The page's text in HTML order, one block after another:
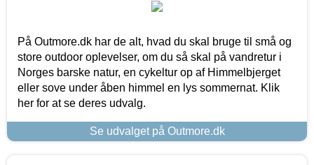
På Outmore.dk har de alt, hvad du skal bruge til små og
store outdoor oplevelser, om du så skal på vandretur i
Norges barske natur, en cykeltur op af Himmelbjerget
eller sove under åben himmel en lys sommernat. Klik
her for at se deres udvalg.
Se udvalget på Outmore.dk